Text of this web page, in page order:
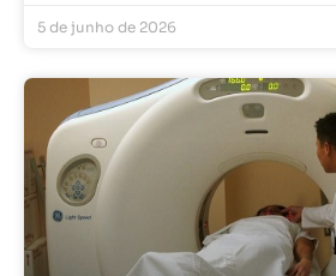
5 de junho de 2026